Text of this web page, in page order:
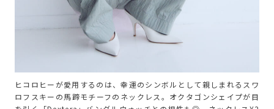
ヒコロヒーが愛用するのは、幸運のシンボルとして親しまれるスワ
ロフスキーの馬蹄モチーフのネックレス。オクタゴンシェイプが目